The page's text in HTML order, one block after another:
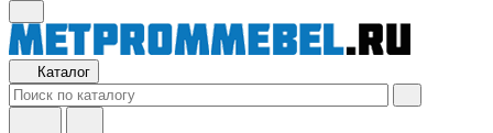
Каталог